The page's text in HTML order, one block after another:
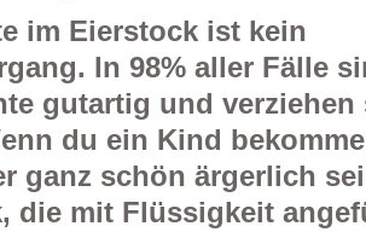
im Eierstock ist kein
In 98% aller Fälle
gutartig und
du ein Kind
ganz schön ärgerlich
die mit Flüssigkeit